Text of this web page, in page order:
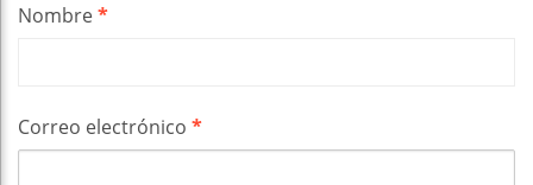
Nombre*
Correo electrónico *